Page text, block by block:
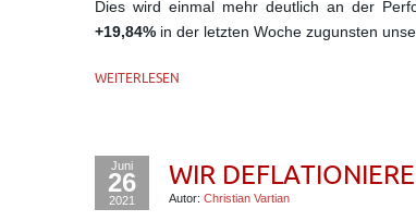
Dies wird einmal mehr deutlich an der
+19,84% in der letzten Woche zugunsten
WEITERLESEN
Juni
26
2021
WIR
Autor: Christian Vartian